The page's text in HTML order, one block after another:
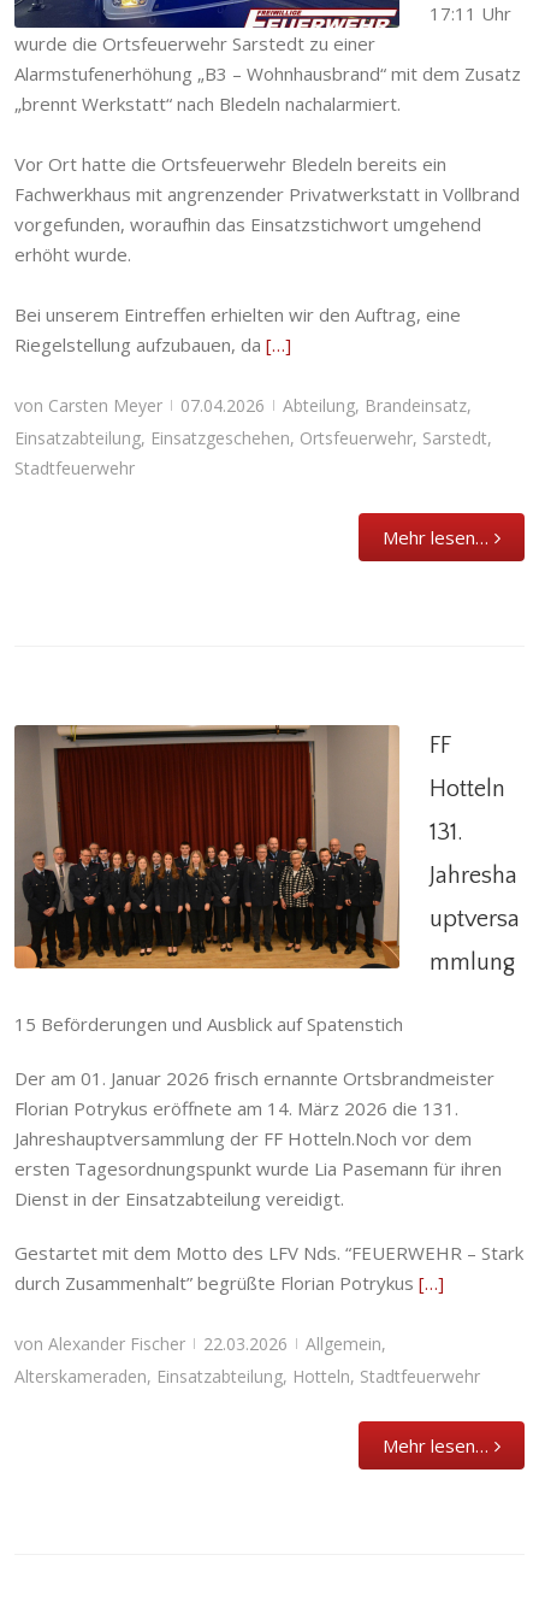
17:11 Uhr
wurde die Ortsfeuerwehr Sarstedt zu einer
Alarmstufenerhöhung „B3 – Wohnhausbrand“ mit dem Zusatz
„brennt Werkstatt“ nach Bledeln nachalarmiert.
Vor Ort hatte die Ortsfeuerwehr Bledeln bereits ein
Fachwerkhaus mit angrenzender Privatwerkstatt in Vollbrand
vorgefunden, woraufhin das Einsatzstichwort umgehend
erhöht wurde.
Bei unserem Eintreffen erhielten wir den Auftrag, eine
Riegelstellung aufzubauen, da […]
von Carsten Meyer | 07.04.2026 | Abteilung, Brandeinsatz,
Einsatzabteilung, Einsatzgeschehen, Ortsfeuerwehr, Sarstedt,
Stadtfeuerwehr
Mehr lesen…
FF Hotteln 131. Jahreshauptversammlung
Allgemein , Alterskameraden,Einsatzabteilung
Hotteln, Stadtfeuerwehr
FF
Hotteln
131.
Jahresha
uptversa
mmlung
15 Beförderungen und Ausblick auf Spatenstich
Der am 01. Januar 2026 frisch ernannte Ortsbrandmeister
Florian Potrykus eröffnete am 14. März 2026 die 131.
Jahreshauptversammlung der FF Hotteln.Noch vor dem
ersten Tagesordnungspunkt wurde Lia Pasemann für ihren
Dienst in der Einsatzabteilung vereidigt.
Gestartet mit dem Motto des LFV Nds. “FEUERWEHR – Stark
durch Zusammenhalt” begrüßte Florian Potrykus […]
von Alexander Fischer | 22.03.2026 | Allgemein,
Alterskameraden, Einsatzabteilung, Hotteln, Stadtfeuerwehr
Mehr lesen…